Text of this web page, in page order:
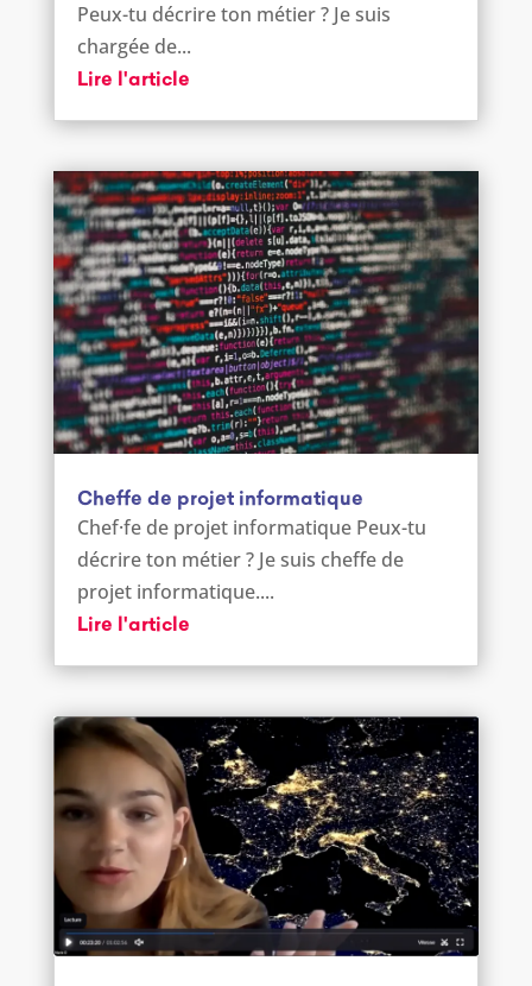
Peux-tu décrire ton métier ? Je suis
chargée de...
Lire l'article
Cheffe de projet informatique
Chef·fe de projet informatique Peux-tu
décrire ton métier ? Je suis cheffe de
projet informatique....
Lire l'article